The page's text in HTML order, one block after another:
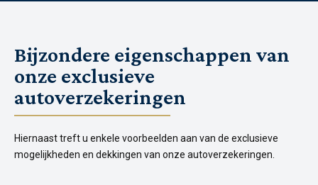
Bijzondere eigenschappen van
onze exclusieve
autoverzekeringen
Hiernaast treft u enkele voorbeelden aan van de exclusieve
mogelijkheden en dekkingen van onze autoverzekeringen.